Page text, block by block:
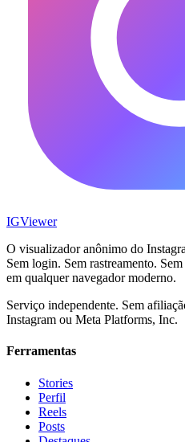
IGViewer
O visualizador anônimo do
Sem login. Sem rastreamento.
em qualquer navegador moderno.
Serviço independente. Sem
Instagram ou Meta Platforms, Inc.
Ferramentas
Stories
Perfil
Reels
Posts